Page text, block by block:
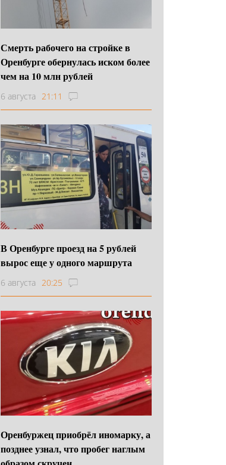
Смерть рабочего на стройке в
Оренбурге обернулась иском более
чем на 10 млн рублей
6 августа 21:11
В Оренбурге проезд на 5 рублей
вырос еще у одного маршрута
6 августа 20:25
Оренбуржец приобрёл иномарку, а
позднее узнал, что пробег наглым